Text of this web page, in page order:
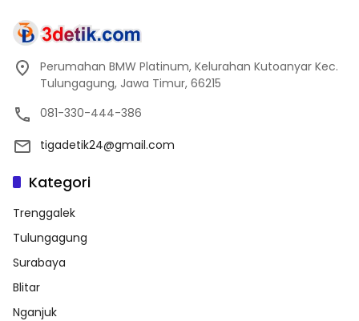
Perumahan BMW Platinum, Kelurahan Kutoanyar Kec.
Tulungagung, Jawa Timur, 66215
081-330-444-386
tigadetik24@gmail.com
Kategori
Trenggalek
Tulungagung
Surabaya
Blitar
Nganjuk